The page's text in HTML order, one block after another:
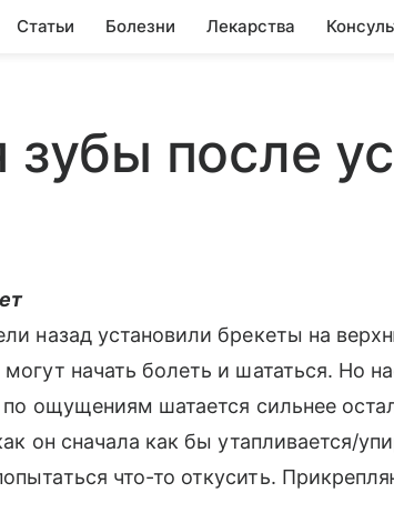
Статьи Болезни Лекарства
после
назад установили брекеты на
начать болеть и шататься. Но
ощущениям шатается сильнее
он сначала как бы утапливается/
что-то откусить.